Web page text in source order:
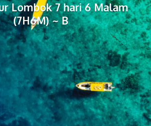
Lombok 7 hari 6 Malam
(7H6M) ~ B